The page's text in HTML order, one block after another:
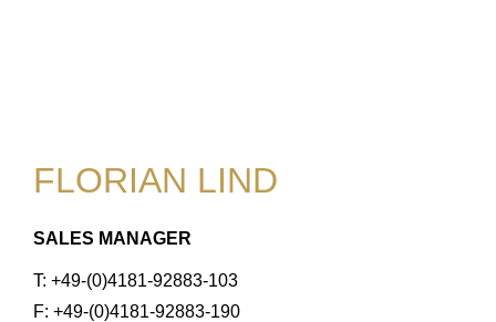
FLORIAN LIND
SALES MANAGER
T: +49-(0)4181-92883-103
F: +49-(0)4181-92883-190